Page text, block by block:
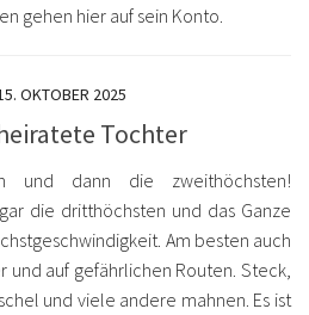
gehen hier auf sein Konto.
OKTOBER 2025
Tochter
und dann die zweithöchsten!
die dritthöchsten und das Ganze
Am besten auch
und auf gefährlichen Routen. Steck,
und viele andere mahnen. Es ist